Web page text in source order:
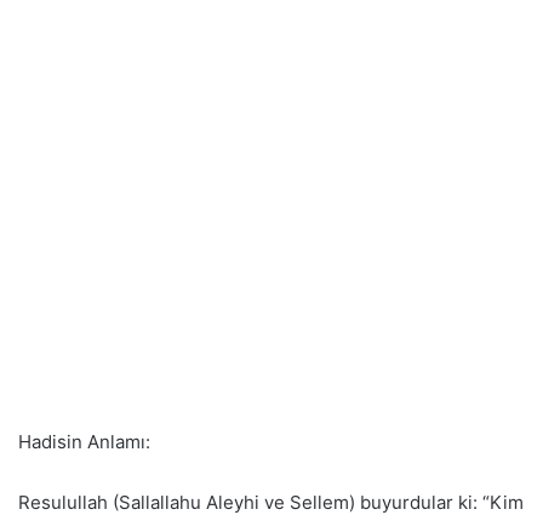
Hadisin Anlamı:
Resulullah (Sallallahu Aleyhi ve Sellem) buyurdular ki: “Kim